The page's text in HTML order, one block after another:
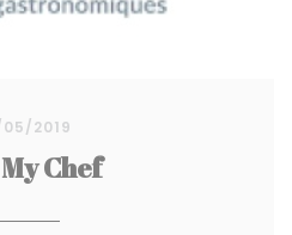
05/2019
Chef